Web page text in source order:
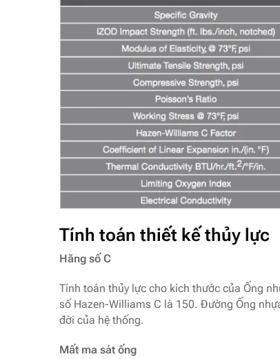
Tính toán thiết kế thủy lực
Hăng số C
Tính toán thủy lực cho kích thước của Ống
số Hazen-Williams C là 150. Đường Ống
đời của hệ thống.
Mất ma sát ống